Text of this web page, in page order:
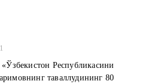
Республикасини
таваллудининг 80